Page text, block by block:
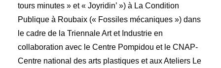
tours minutes » et « Joyridin’ ») à La Condition
Publique à Roubaix (« Fossiles mécaniques ») dans
le cadre de la Triennale Art et Industrie en
collaboration avec le Centre Pompidou et le CNAP-
Centre national des arts plastiques et aux Ateliers Le